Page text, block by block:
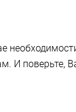
И поверьте,